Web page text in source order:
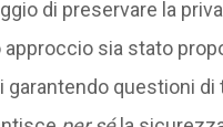
di preservare la
approccio sia stato
garantendo questioni di